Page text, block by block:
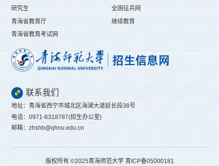
研究生
全国征兵网
青海省教育厅
继续教育
青海省教育考试网
联系我们
地址：青海省西宁市城北区海湖大道延长段38号
电话：0971-6318787(招生办公室)
邮箱：zhshb@qhnu.edu.cn
版权所有 ©️2025青海师范大学 青ICP备05000181